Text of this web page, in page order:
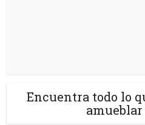
Encuentra todo lo